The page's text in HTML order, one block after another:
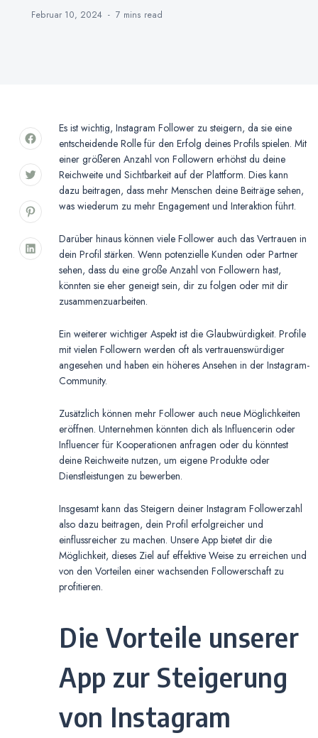
Februar 10, 2024 7 mins read
Es ist wichtig, Instagram Follower zu steigern, da sie eine
entscheidende Rolle für den Erfolg deines Profils spielen. Mit
einer größeren Anzahl von Followern erhöhst du deine
Reichweite und Sichtbarkeit auf der Plattform. Dies kann
dazu beitragen, dass mehr Menschen deine Beiträge sehen,
was wiederum zu mehr Engagement und Interaktion führt.
Darüber hinaus können viele Follower auch das Vertrauen in
dein Profil stärken. Wenn potenzielle Kunden oder Partner
sehen, dass du eine große Anzahl von Followern hast,
könnten sie eher geneigt sein, dir zu folgen oder mit dir
zusammenzuarbeiten.
Ein weiterer wichtiger Aspekt ist die Glaubwürdigkeit. Profile
mit vielen Followern werden oft als vertrauenswürdiger
angesehen und haben ein höheres Ansehen in der Instagram-
Community.
Zusätzlich können mehr Follower auch neue Möglichkeiten
eröffnen. Unternehmen könnten dich als Influencerin oder
Influencer für Kooperationen anfragen oder du könntest
deine Reichweite nutzen, um eigene Produkte oder
Dienstleistungen zu bewerben.
Insgesamt kann das Steigern deiner Instagram Followerzahl
also dazu beitragen, dein Profil erfolgreicher und
einflussreicher zu machen. Unsere App bietet dir die
Möglichkeit, dieses Ziel auf effektive Weise zu erreichen und
von den Vorteilen einer wachsenden Followerschaft zu
profitieren.
Die Vorteile unserer
App zur Steigerung
von Instagram